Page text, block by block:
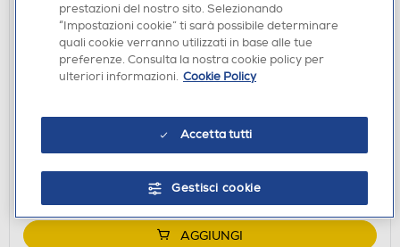
FRIGORIFERI
HISENSE - Frigorifero combinato RB645N4BIE
€ 680,00
Acquisto online:disponibile
Ritiro in negozio in 30' gratuito:verifica
AGGIUNGI
prestazioni del nostro sito. Selezionando
“Impostazioni cookie” ti sarà possibile determinare
quali cookie verranno utilizzati in base alle tue
preferenze. Consulta la nostra cookie policy per
ulteriori informazioni. Cookie Policy
Accetta tutti
Gestisci cookie